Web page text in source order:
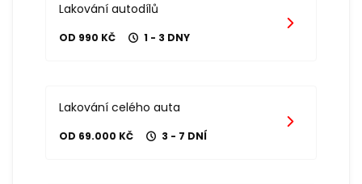
Lakování autodílů
OD 990 KČ 1 - 3 DNY
Lakování celého auta
OD 69.000 KČ 3 - 7 DNÍ